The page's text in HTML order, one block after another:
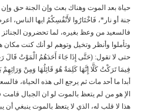
حياة بعد الموت وهناك بعث وإن الجنة حق وإن
جنة أو نار*، فَاخْتَارُوا لأَنْفُسِكُمُ ايها الناس،
فالسعيد من وعظ بغيره، لما تحضرون الجنائز
وتأملوا وأنظر وتخيل وتوهم لو أنك كنت مكان
فِيمَا تَرَكْتُ كَلَّا إِنَّهَا كَلِمَةٌ هُوَ قَائِلُهَا وَمِنْ
أبدا ما أحد مات ثم يرجع الى هذه الحياة،
الإ هو من لم يتعظ بالموت لو ان الجبال قامت
هذا لا قلب له، الذي لا يتعظ بالموت ينبغي أن